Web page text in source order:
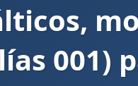
001)